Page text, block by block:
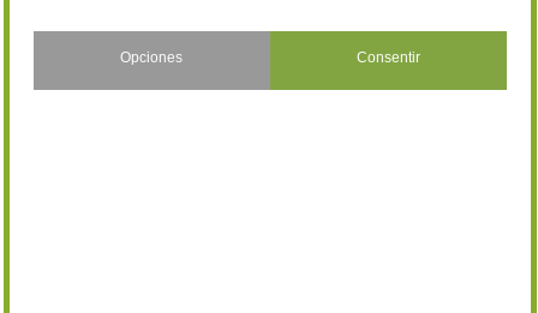
Santander(45) Santoña(2)
Opciones Consentir